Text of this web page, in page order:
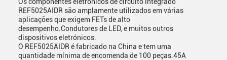
REF5025AIDR são amplamente utilizados em várias
aplicações que exigem FETs de alto
desempenho.Condutores de LED, e muitos outros
dispositivos eletrónicos.
O REF5025AIDR é fabricado na China e tem uma
quantidade mínima de encomenda de 100 peças.45A